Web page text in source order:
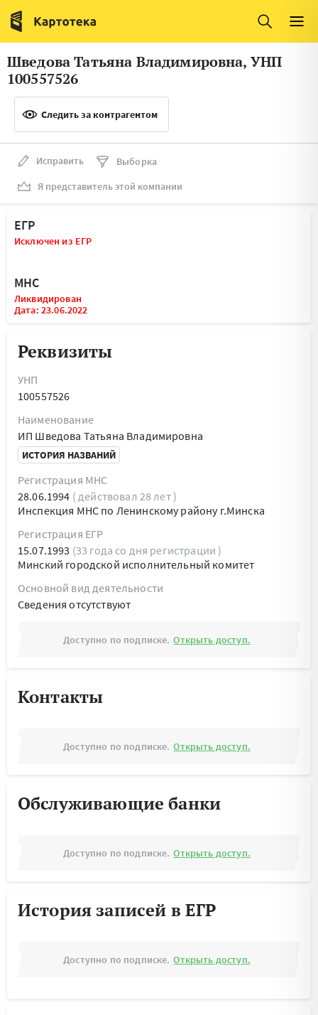
Италия
Люксембург
Литва
Латвия
Словения
Франция
Швеция
Мальта
Шведова Татьяна Владимировна, УНП
100557526
Следить за контрагентом
Исправить
Выборка
Я представитель этой компании
ЕГР
Исключен из ЕГР
МНС
Ликвидирован
Дата: 23.06.2022
Реквизиты
УНП
100557526
Наименование
ИП Шведова Татьяна Владимировна
ИСТОРИЯ НАЗВАНИЙ
Регистрация МНС
28.06.1994 ( действовал 28 лет )
Инспекция МНС по Ленинскому району г.Минска
Регистрация ЕГР
15.07.1993 (33 года со дня регистрации )
Минский городской исполнительный комитет
Основной вид деятельности
Cведения отсутствуют
Доступно по подписке. Открыть доступ.
Контакты
Доступно по подписке. Открыть доступ.
Обслуживающие банки
Доступно по подписке. Открыть доступ.
История записей в ЕГР
Доступно по подписке. Открыть доступ.